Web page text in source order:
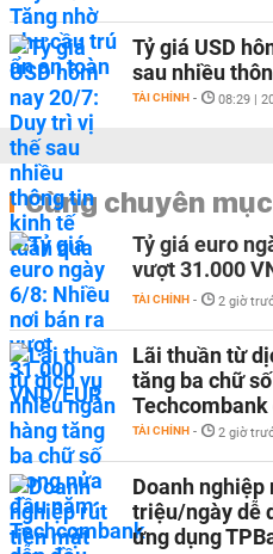
Tỷ giá USD
sau nhiều
TÀI CHÍNH - 08:29 |
Cùng chuyên mục
Tỷ giá euro
vượt 31.000
TÀI CHÍNH - 2 giờ
Lãi thuần từ
tăng ba chữ
TÀI CHÍNH - 2 giờ
Doanh
triệu/ngày dễ
ứng dụng